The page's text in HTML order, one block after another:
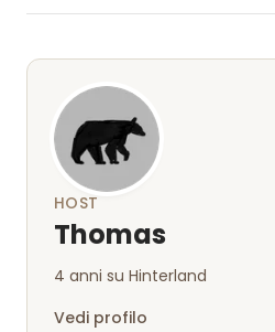
HOST
Thomas
4 anni su Hinterland
Vedi profilo